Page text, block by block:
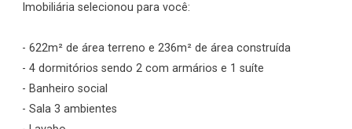
Imobiliária selecionou para você:
- 622m² de área terreno e 236m² de área construída
- 4 dormitórios sendo 2 com armários e 1 suíte
- Banheiro social
- Sala 3 ambientes